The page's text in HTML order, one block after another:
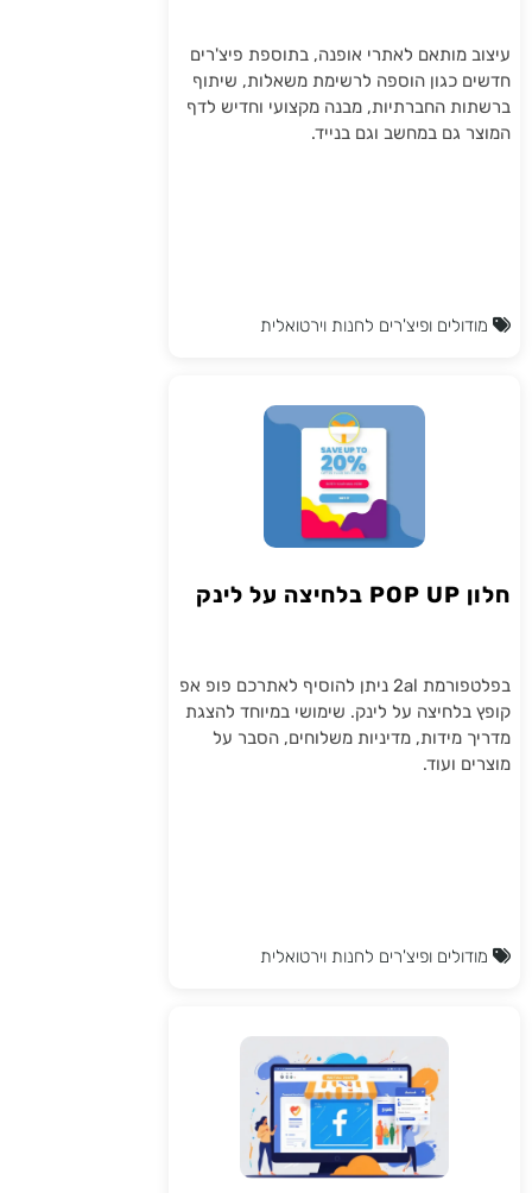
עיצוב מותאם לאתרי אופנה, בתוספת פיצ'רים
חדשים כגון הוספה לרשימת משאלות, שיתוף
ברשתות החברתיות, מבנה מקצועי וחדיש לדף
המוצר גם במחשב וגם בנייד.
מודולים ופיצ'רים לחנות וירטואלית
חלון POP UP בלחיצה על לינק
בפלטפורמת 2al ניתן להוסיף לאתרכם פופ אפ
קופץ בלחיצה על לינק. שימושי במיוחד להצגת
מדריך מידות, מדיניות משלוחים, הסבר על
מוצרים ועוד.
מודולים ופיצ'רים לחנות וירטואלית